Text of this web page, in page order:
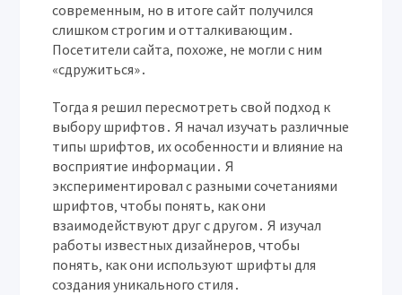
современным‚ но в итоге сайт получился
слишком строгим и отталкивающим․
Посетители сайта‚ похоже‚ не могли с ним
«сдружиться»․
Тогда я решил пересмотреть свой подход к
выбору шрифтов․ Я начал изучать различные
типы шрифтов‚ их особенности и влияние на
восприятие информации․ Я
экспериментировал с разными сочетаниями
шрифтов‚ чтобы понять‚ как они
взаимодействуют друг с другом․ Я изучал
работы известных дизайнеров‚ чтобы
понять‚ как они используют шрифты для
создания уникального стиля․